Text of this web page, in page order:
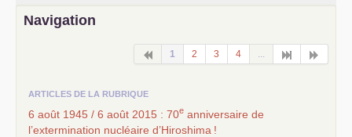
Navigation
1 2 3 4
ARTICLES DE LA RUBRIQUE
6 août 1945 / 6 août 2015 : 70e anniversaire de
l’extermination nucléaire d’Hiroshima !